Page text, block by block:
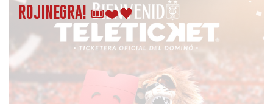
ROJINEGRA! 🎟️❤️🖤